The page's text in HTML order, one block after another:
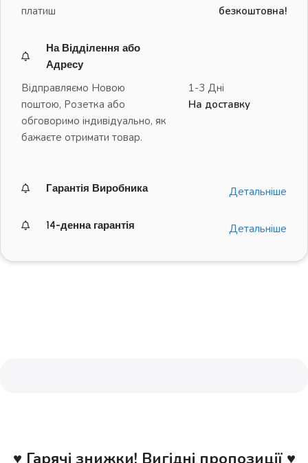
платиш
безкоштовна!
На Відділення або
Адресу
Відправляємо Новою
поштою, Розетка або
обговоримо індивідуально, як
бажаєте отримати товар.
1-3 Дні
На доставку
Гарантія Виробника Детальніше
14-денна гарантія Детальніше